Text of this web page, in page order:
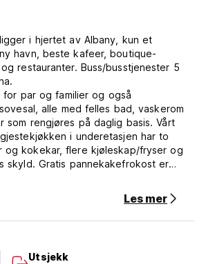
i hjertet av Albany, kun et
havn, beste kafeer, boutique-
restauranter. Buss/busstjenester 5
par og familier og også
alle med felles bad, vaskerom
som rengjøres på daglig basis. Vårt
i underetasjen har to
og kokekar, flere kjøleskap/fryser og
skyld. Gratis pannekakefrokost er
vårt store grillområde i hagen
i underetasjen er komplett
og biljardbord, samt en utendørs
ved siden av gjesteparkeringen.
nyter alt Albany har å tilby.
Les mer
Utsjekk